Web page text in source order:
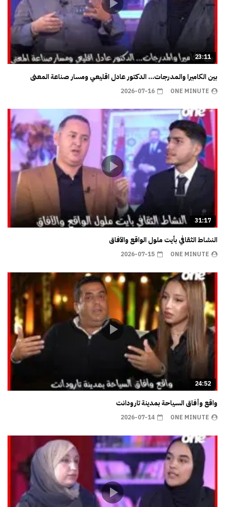
23:11
بين الكاميرا والمدرجات… الدكتور عادل اقليعي ومسار صناعة المعنى
ONE MINUTE
2026-07-16
31:17
النشاط الثقافي بأيت ملول الواقع والآفاق
ONE MINUTE
2026-07-15
24:52
واقع وأفاق السياحة بمدينة تارودانت
ONE MINUTE
2026-07-14